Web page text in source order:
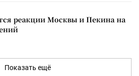
реакции Москвы и Пекина на
Показать ещё